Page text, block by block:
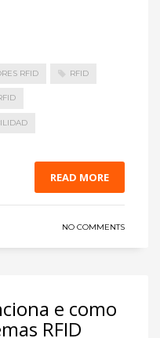
RFID RFID
READ MORE
NO COMMENTS
e como
RFID